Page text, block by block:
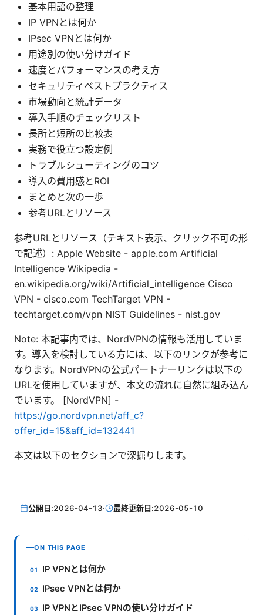
基本用語の整理
IP VPNとは何か
IPsec VPNとは何か
用途別の使い分けガイド
速度とパフォーマンスの考え方
セキュリティベストプラクティス
市場動向と統計データ
導入手順のチェックリスト
長所と短所の比較表
実務で役立つ設定例
トラブルシューティングのコツ
導入の費用感とROI
まとめと次の一歩
参考URLとリソース
参考URLとリソース（テキスト表示、クリック不可の形
で記述）: Apple Website - apple.com Artificial
Intelligence Wikipedia -
en.wikipedia.org/wiki/Artificial_intelligence Cisco
VPN - cisco.com TechTarget VPN -
techtarget.com/vpn NIST Guidelines - nist.gov
Note: 本記事内では、NordVPNの情報も活用していま
す。導入を検討している方には、以下のリンクが参考に
なります。NordVPNの公式パートナーリンクは以下の
URLを使用していますが、本文の流れに自然に組み込ん
でいます。 [NordVPN] -
https://go.nordvpn.net/aff_c?
offer_id=15&aff_id=132441
本文は以下のセクションで深掘りします。
公開日:2026-04-13· 最終更新日:2026-05-10
ON THIS PAGE
IP VPNとは何か
IPsec VPNとは何か
IP VPNとIPsec VPNの使い分けガイド